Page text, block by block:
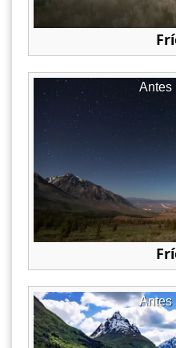
Antes
Antes